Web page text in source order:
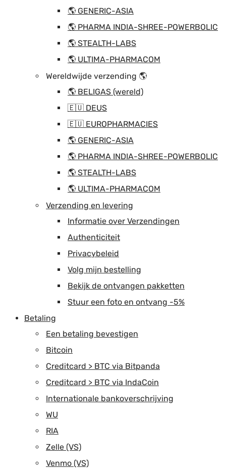
🌎 GENERIC-ASIA
🌎 PHARMA INDIA-SHREE-POWERBOLIC
🌎 STEALTH-LABS
🌎 ULTIMA-PHARMACOM
Wereldwijde verzending 🌎
🌎 BELIGAS (wereld)
🇪🇺 DEUS
🇪🇺 EUROPHARMACIES
🌎 GENERIC-ASIA
🌎 PHARMA INDIA-SHREE-POWERBOLIC
🌎 STEALTH-LABS
🌎 ULTIMA-PHARMACOM
Verzending en levering
Informatie over Verzendingen
Authenticiteit
Privacybeleid
Volg mijn bestelling
Bekijk de ontvangen pakketten
Stuur een foto en ontvang -5%
Betaling
Een betaling bevestigen
Bitcoin
Creditcard > BTC via Bitpanda
Creditcard > BTC via IndaCoin
Internationale bankoverschrijving
WU
RIA
Zelle (VS)
Venmo (VS)